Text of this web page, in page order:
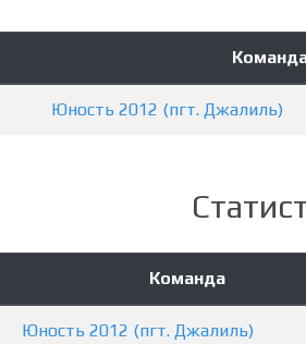
Юность 2012 (пгт. Джалиль)
Команда
Юность 2012 (пгт. Джалиль)